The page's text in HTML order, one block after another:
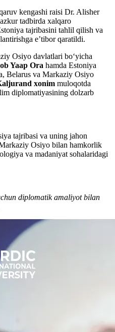
kengashi raisi Dr. Alisher
tadbirda xalqaro
tajribasini tahlil qilish va
eʼtibor qaratildi.
Osiyo davlatlari bo‘yicha
Yaap Ora hamda Estoniya
Belarus va Markaziy Osiyo
xonim muloqotda
diplomatiyasining dolzarb
tajribasi va uning jahon
Osiyo bilan hamkorlik
va madaniyat sohalaridagi
diplomatik amaliyot bilan